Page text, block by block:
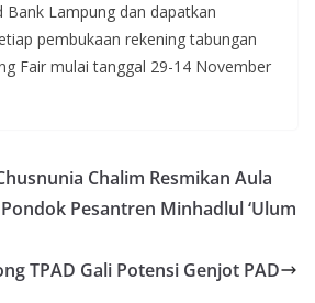
Bank Lampung dan dapatkan
pembukaan rekening tabungan
Fair mulai tanggal 29-14 November
Chalim Resmikan Aula
Pesantren Minhadlul ‘Ulum
TPAD Gali Potensi Genjot PAD